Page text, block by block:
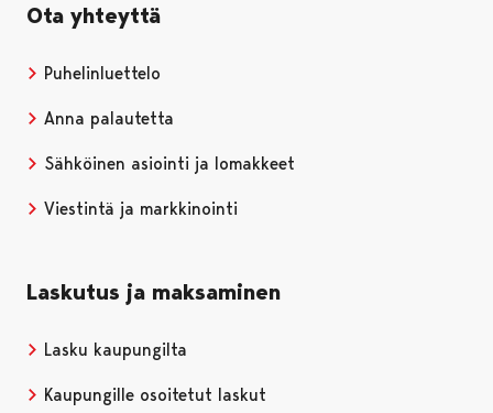
Ota yhteyttä
Puhelinluettelo
Anna palautetta
Sähköinen asiointi ja lomakkeet
Viestintä ja markkinointi
Laskutus ja maksaminen
Lasku kaupungilta
Kaupungille osoitetut laskut